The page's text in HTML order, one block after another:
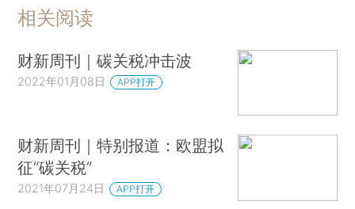
相关阅读
财新周刊｜碳关税冲击波
2022年01月08日 APP打开
财新周刊｜特别报道：欧盟拟
征“碳关税”
2021年07月24日 APP打开